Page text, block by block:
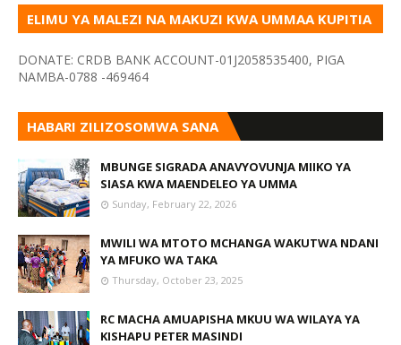
ELIMU YA MALEZI NA MAKUZI KWA UMMAA KUPITIA
DONATE: CRDB BANK ACCOUNT-01J2058535400, PIGA
NAMBA-0788 -469464
HABARI ZILIZOSOMWA SANA
MBUNGE SIGRADA ANAVYOVUNJA MIIKO YA
SIASA KWA MAENDELEO YA UMMA
Sunday, February 22, 2026
MWILI WA MTOTO MCHANGA WAKUTWA NDANI
YA MFUKO WA TAKA
Thursday, October 23, 2025
RC MACHA AMUAPISHA MKUU WA WILAYA YA
KISHAPU PETER MASINDI